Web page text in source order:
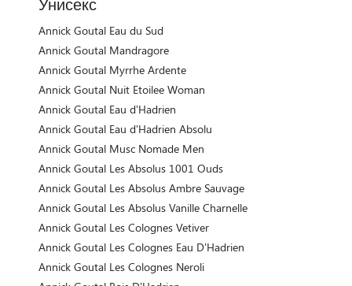
Annick Goutal Eau du Sud
Annick Goutal Mandragore
Annick Goutal Myrrhe Ardente
Annick Goutal Nuit Etoilee Woman
Annick Goutal Eau d'Hadrien
Annick Goutal Eau d'Hadrien Absolu
Annick Goutal Musc Nomade Men
Annick Goutal Les Absolus 1001 Ouds
Annick Goutal Les Absolus Ambre Sauvage
Annick Goutal Les Absolus Vanille Charnelle
Annick Goutal Les Colognes Vetiver
Annick Goutal Les Colognes Eau D'Hadrien
Annick Goutal Les Colognes Neroli